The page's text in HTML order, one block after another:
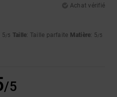
Achat vérifié
5/5 Taille: Taille parfaite Matière: 5/5
/5